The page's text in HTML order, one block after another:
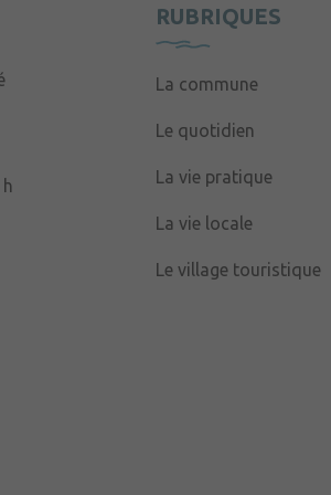
RUBRIQUES
La commune
Le quotidien
La vie pratique
La vie locale
Le village touristique